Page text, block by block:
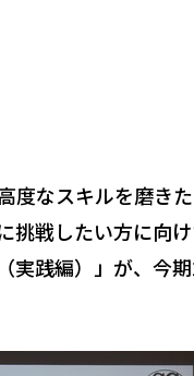
なスキルを磨きた
挑戦したい方に向
実践編）」が、今